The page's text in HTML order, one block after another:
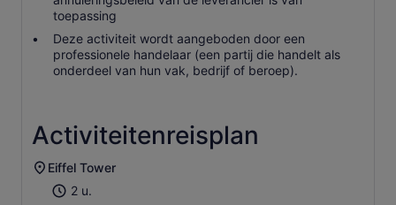
toepassing
Deze activiteit wordt aangeboden door een
professionele handelaar (een partij die handelt als
onderdeel van hun vak, bedrijf of beroep).
Activiteitenreisplan
Eiffel Tower
2 u.